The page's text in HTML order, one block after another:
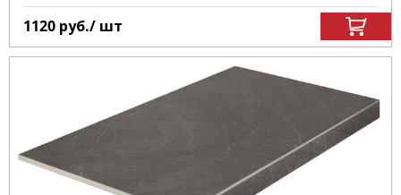
1120 руб./ шт